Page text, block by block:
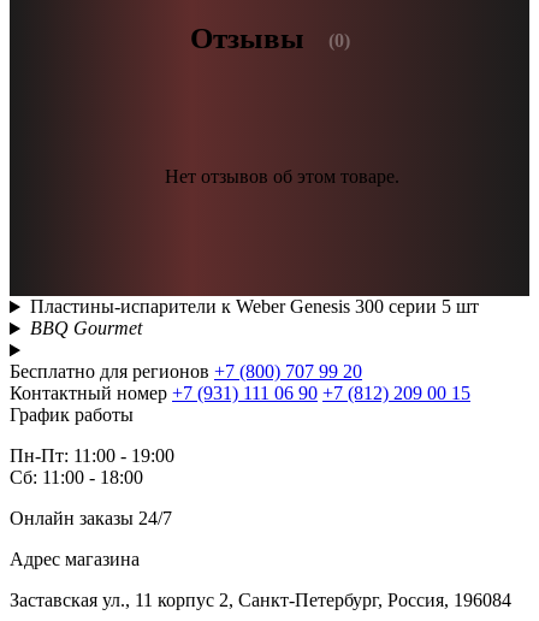
Отзывы (0)
Нет отзывов об этом товаре.
Пластины-испарители к Weber Genesis 300 серии 5 шт
BBQ Gourmet
Бесплатно для регионов +7 (800) 707 99 20
Контактный номер +7 (931) 111 06 90 +7 (812) 209 00 15
График работы
Пн-Пт: 11:00 - 19:00
Сб: 11:00 - 18:00
Онлайн заказы 24/7
Адрес магазина
Заставская ул., 11 корпус 2, Санкт-Петербург, Россия, 196084